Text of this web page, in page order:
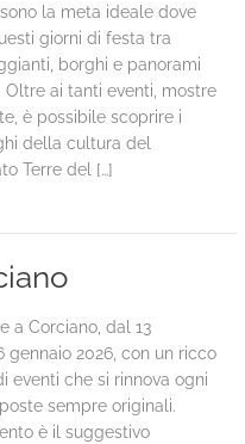
la meta ideale dove
giorni di festa tra
borghi e panorami
Oltre ai tanti eventi, mostre
è possibile scoprire i
della cultura del
Terre del […]
a Corciano, dal 13
gennaio 2026, con un ricco
eventi che si rinnova ogni
sempre originali.
è il suggestivo